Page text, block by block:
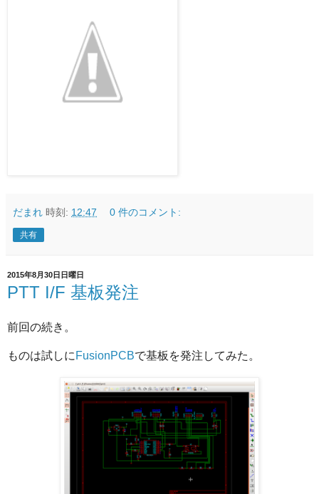
だまれ 時刻: 12:47 0 件のコメント:
共有
2015年8月30日日曜日
PTT I/F 基板発注
前回の続き。
ものは試しに FusionPCBで基板を発注してみた。